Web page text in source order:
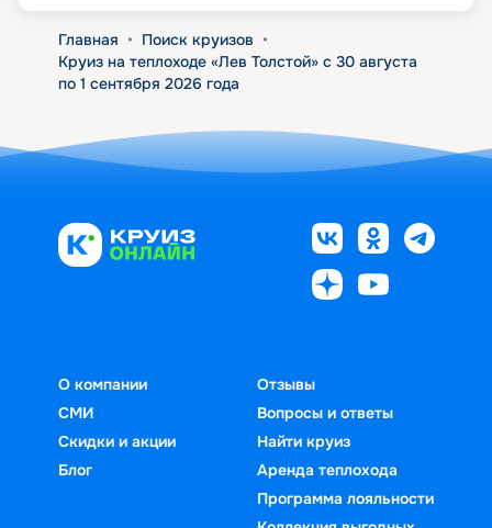
Главная • Поиск круизов •
Круиз на теплоходе «Лев Толстой» с 30 августа
по 1 сентября 2026 года
О компании
СМИ
Скидки и акции
Блог
Отзывы
Вопросы и ответы
Найти круиз
Аренда теплохода
Программа лояльности